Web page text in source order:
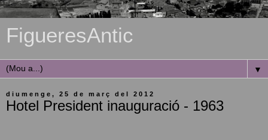
FigueresAntic
▼
diumenge, 25 de març del 2012
Hotel President inauguració - 1963